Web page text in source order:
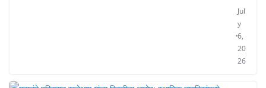
Jul
y
6,
20
26